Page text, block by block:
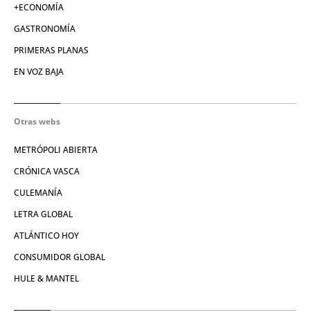
+ECONOMÍA
GASTRONOMÍA
PRIMERAS PLANAS
EN VOZ BAJA
Otras webs
METRÓPOLI ABIERTA
CRÓNICA VASCA
CULEMANÍA
LETRA GLOBAL
ATLÁNTICO HOY
CONSUMIDOR GLOBAL
HULE & MANTEL